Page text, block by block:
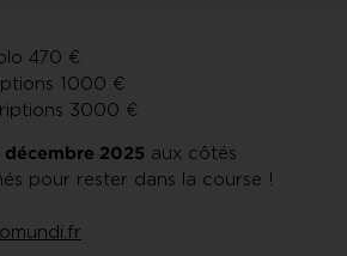
470 €
1000 €
3000 €
décembre 2025 aux côtés
pour rester dans la course !